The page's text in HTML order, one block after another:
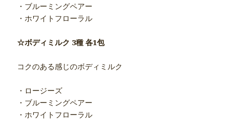
・ブルーミングペアー
・ホワイトフローラル
☆ボディミルク 3種 各1包
コクのある感じのボディミルク
・ロージーズ
・ブルーミングペアー
・ホワイトフローラル